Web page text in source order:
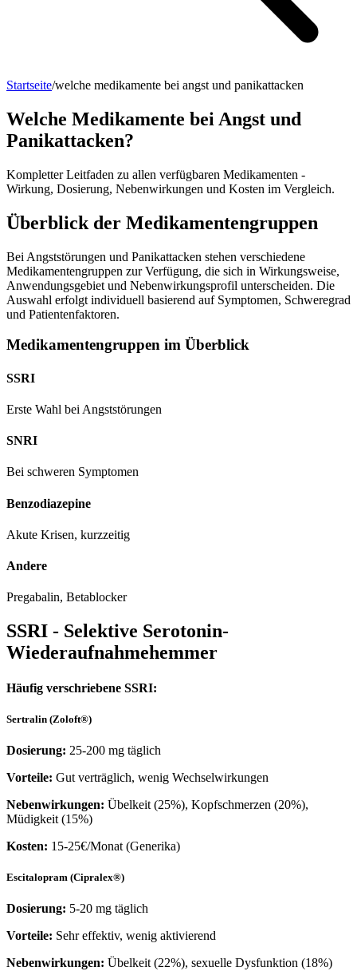
Startseite/welche medikamente bei angst und panikattacken
Welche Medikamente bei Angst und
Panikattacken?
Kompletter Leitfaden zu allen verfügbaren Medikamenten -
Wirkung, Dosierung, Nebenwirkungen und Kosten im Vergleich.
Überblick der Medikamentengruppen
Bei Angststörungen und Panikattacken stehen verschiedene
Medikamentengruppen zur Verfügung, die sich in Wirkungsweise,
Anwendungsgebiet und Nebenwirkungsprofil unterscheiden. Die
Auswahl erfolgt individuell basierend auf Symptomen, Schweregrad
und Patientenfaktoren.
Medikamentengruppen im Überblick
SSRI
Erste Wahl bei Angststörungen
SNRI
Bei schweren Symptomen
Benzodiazepine
Akute Krisen, kurzzeitig
Andere
Pregabalin, Betablocker
SSRI - Selektive Serotonin-
Wiederaufnahmehemmer
Häufig verschriebene SSRI:
Sertralin (Zoloft®)
Dosierung: 25-200 mg täglich
Vorteile: Gut verträglich, wenig Wechselwirkungen
Nebenwirkungen: Übelkeit (25%), Kopfschmerzen (20%),
Müdigkeit (15%)
Kosten: 15-25€/Monat (Generika)
Escitalopram (Cipralex®)
Dosierung: 5-20 mg täglich
Vorteile: Sehr effektiv, wenig aktivierend
Nebenwirkungen: Übelkeit (22%), sexuelle Dysfunktion (18%)